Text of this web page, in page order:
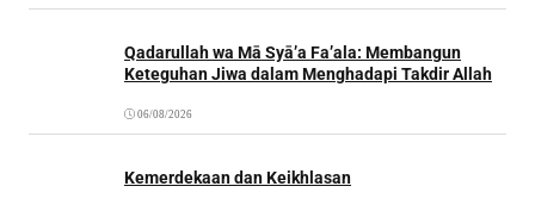
Qadarullah wa Mā Syā’a Fa’ala: Membangun
Keteguhan Jiwa dalam Menghadapi Takdir Allah
06/08/2026
Kemerdekaan dan Keikhlasan